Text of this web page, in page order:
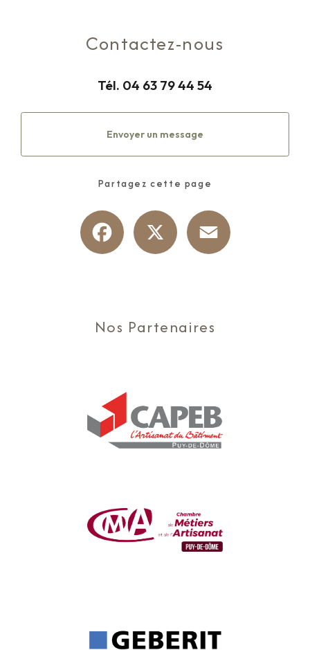
Contactez-nous
Tél. 04 63 79 44 54
Envoyer un message
Partagez cette page
Facebook
Nos Partenaires